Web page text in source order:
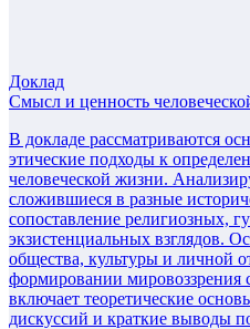
Доклад
Смысл и ценность
В докладе рассматриваются
этические подходы к
человеческой жизни.
сложившиеся в разные
сопоставление религиозных,
экзистенциальных взглядов.
общества, культуры и личной
формировании мировоззрения
включает теоретические
дискуссий и краткие выводы